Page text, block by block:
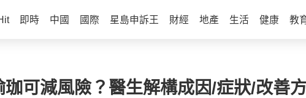
即時 中國 國際 星島申訴王 財經 地產 生活 健康 教
可減風險？醫生解構成因/症狀/改善